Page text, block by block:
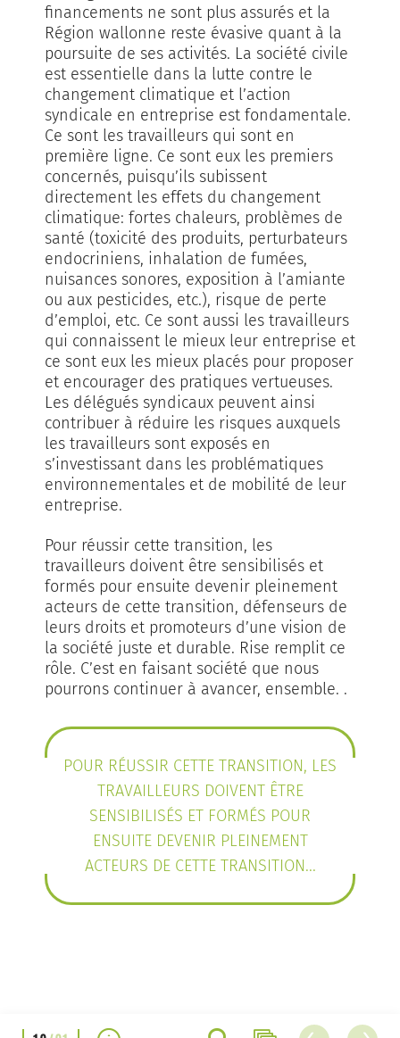
financements ne sont plus assurés et la
Région wallonne reste évasive quant à la
poursuite de ses activités. La société civile
est essentielle dans la lutte contre le
changement climatique et l’action
syndicale en entreprise est fondamentale.
Ce sont les travailleurs qui sont en
première ligne. Ce sont eux les premiers
concernés, puisqu’ils subissent
directement les effets du changement
climatique: fortes chaleurs, problè­mes de
santé (toxicité des produits, perturbateurs
endocriniens, inhalation de fumées,
nuisances sonores, exposition à l’amiante
ou aux pesticides, etc.), risque de perte
d’emploi, etc. Ce sont aussi les travailleurs
qui connaissent le mieux leur entreprise et
ce sont eux les mieux placés pour proposer
et encourager des pratiques vertueuses.
Les délégués syndicaux peuvent ainsi
contribuer à réduire les risques auxquels
les travailleurs sont exposés en
s’investissant dans les problématiques
environnementales et de mobilité de leur
entreprise.
Pour réussir cette transition, les
travailleurs doivent être sensibilisés et
formés pour ensuite devenir pleinement
acteurs de cette transition, défenseurs de
leurs droits et promoteurs d’une vision de
la société juste et durable. Rise remplit ce
rôle. C’est en faisant société que nous
pourrons continuer à avancer, ensemble. .
POUR RÉUSSIR CETTE TRANSITION, LES
TRAVAILLEURS DOIVENT ÊTRE
SENSIBILISÉS ET FORMÉS POUR
ENSUITE DEVENIR PLEINEMENT
ACTEURS DE CETTE TRANSITION...